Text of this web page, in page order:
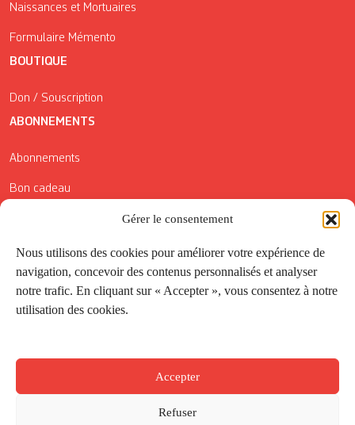
Gérer le consentement
Nous utilisons des cookies pour améliorer votre expérience de
navigation, concevoir des contenus personnalisés et analyser
notre trafic. En cliquant sur « Accepter », vous consentez à notre
utilisation des cookies.
Accepter
Refuser
Naissances et Mortuaires
Formulaire Mémento
BOUTIQUE
Don / Souscription
ABONNEMENTS
Abonnements
Bon cadeau
Conditions générales de vente
Réductions de la Carte Côté Courrier
Application